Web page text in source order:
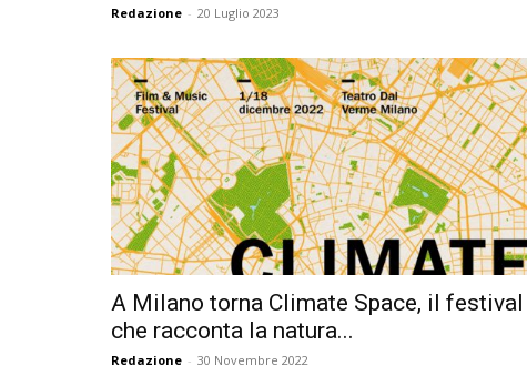
Redazione - 20 Luglio 2023
A Milano torna Climate Space, il festival
che racconta la natura...
Redazione - 30 Novembre 2022